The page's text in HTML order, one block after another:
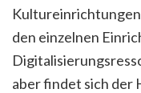
den einzelnen
aber findet sich der